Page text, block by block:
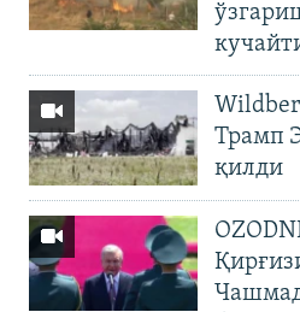
Трамп
қилди